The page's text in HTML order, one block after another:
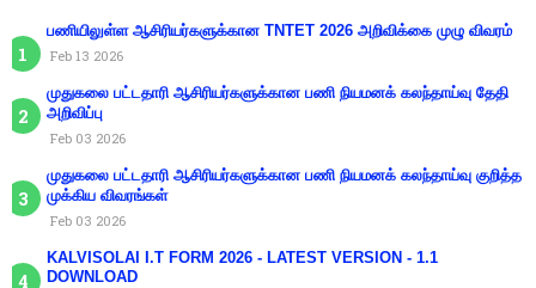
பணியிலுள்ள ஆசிரியர்களுக்கான TNTET 2026 அறிவிக்கை முழு விவரம்
Feb 13 2026
முதுகலை பட்டதாரி ஆசிரியர்களுக்கான பணி நியமனக் கலந்தாய்வு தேதி
அறிவிப்பு
Feb 03 2026
முதுகலை பட்டதாரி ஆசிரியர்களுக்கான பணி நியமனக் கலந்தாய்வு குறித்த
முக்கிய விவரங்கள்
Feb 03 2026
KALVISOLAI I.T FORM 2026 - LATEST VERSION - 1.1
DOWNLOAD